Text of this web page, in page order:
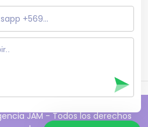
JAM - Todos los derechos